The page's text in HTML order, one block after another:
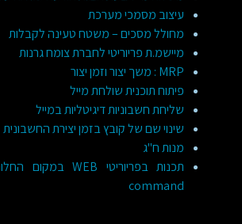
עיצוב מסמכי מערכת
מחולל מסכים – משטח טעינה לקבלות
מיישמ.ת פריוריטי לחברת צומח גרנות
MRP : משך יצור וזמן יצור
פיתוח תוכנית שולחת מייל
שליחת חשבוניות דיגיטליות במייל
שינוי שם של קובץ בזמן יצירת החשבונית
מנות ח"ג
command